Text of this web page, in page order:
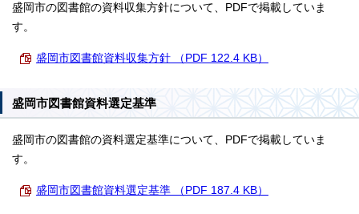
盛岡市の図書館の資料収集方針について、PDFで掲載していま
す。
盛岡市図書館資料収集方針 （PDF 122.4 KB）
盛岡市図書館資料選定基準
盛岡市の図書館の資料選定基準について、PDFで掲載していま
す。
盛岡市図書館資料選定基準 （PDF 187.4 KB）